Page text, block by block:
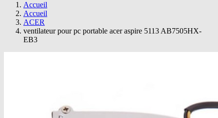
Accueil
Accueil
ACER
ventilateur pour pc portable acer aspire 5113 AB7505HX-
EB3